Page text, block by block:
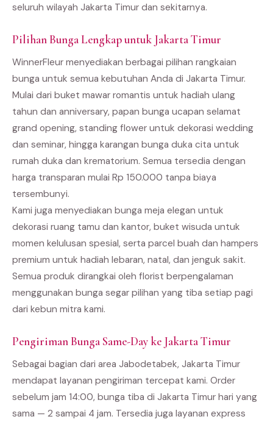
seluruh wilayah Jakarta Timur dan sekitarnya.
Pilihan Bunga Lengkap untuk Jakarta Timur
WinnerFleur menyediakan berbagai pilihan rangkaian
bunga untuk semua kebutuhan Anda di Jakarta Timur.
Mulai dari buket mawar romantis untuk hadiah ulang
tahun dan anniversary, papan bunga ucapan selamat
grand opening, standing flower untuk dekorasi wedding
dan seminar, hingga karangan bunga duka cita untuk
rumah duka dan krematorium. Semua tersedia dengan
harga transparan mulai Rp 150.000 tanpa biaya
tersembunyi.
Kami juga menyediakan bunga meja elegan untuk
dekorasi ruang tamu dan kantor, buket wisuda untuk
momen kelulusan spesial, serta parcel buah dan hampers
premium untuk hadiah lebaran, natal, dan jenguk sakit.
Semua produk dirangkai oleh florist berpengalaman
menggunakan bunga segar pilihan yang tiba setiap pagi
dari kebun mitra kami.
Pengiriman Bunga Same-Day ke Jakarta Timur
Sebagai bagian dari area Jabodetabek, Jakarta Timur
mendapat layanan pengiriman tercepat kami. Order
sebelum jam 14:00, bunga tiba di Jakarta Timur hari yang
sama — 2 sampai 4 jam. Tersedia juga layanan express